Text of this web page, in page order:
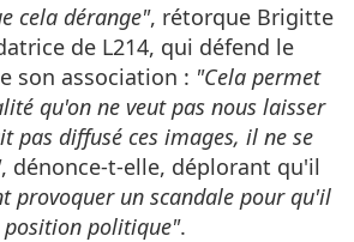
cela dérange", rétorque Brigitte
de L214, qui défend le
son association : "Cela permet
qu'on ne veut pas nous laisser
pas diffusé ces images, il ne se
, dénonce-t-elle, déplorant qu'il
provoquer un scandale pour qu'il
position politique".